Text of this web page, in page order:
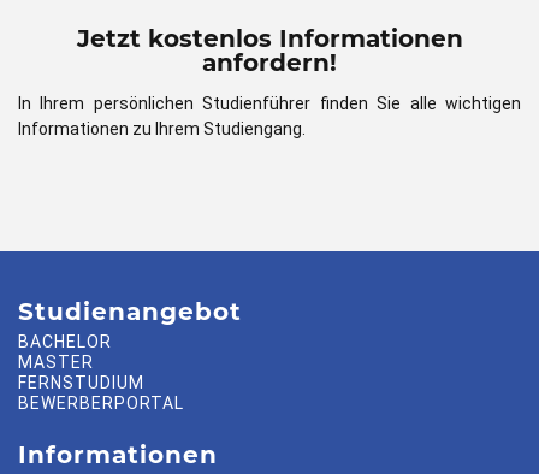
Jetzt kostenlos Informationen
anfordern!
In Ihrem persönlichen Studienführer finden Sie alle wichtigen
Informationen zu Ihrem Studiengang.
Studienangebot
BACHELOR
MASTER
FERNSTUDIUM
BEWERBERPORTAL
Informationen